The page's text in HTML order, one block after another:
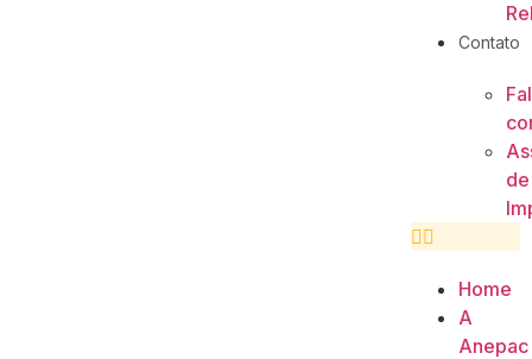
Contato
de
Home
A
Anepac